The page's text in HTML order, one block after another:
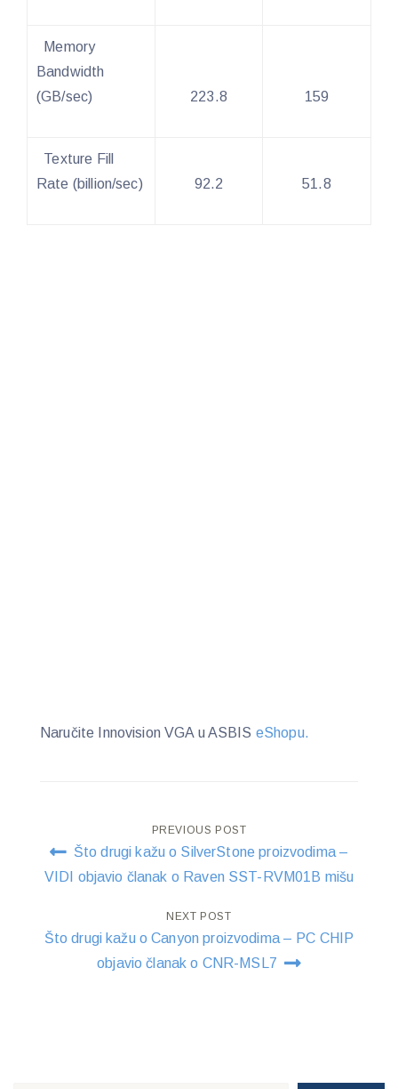
Memory
Bandwidth
(GB/sec)
223.8 159
Texture Fill
Rate (billion/sec)
92.2 51.8
Naručite Innovision VGA u ASBIS eShopu.
Post
navigation
PREVIOUS POST
Što drugi kažu o SilverStone proizvodima –
VIDI objavio članak o Raven SST-RVM01B mišu
NEXT POST
Što drugi kažu o Canyon proizvodima – PC CHIP
objavio članak o CNR-MSL7